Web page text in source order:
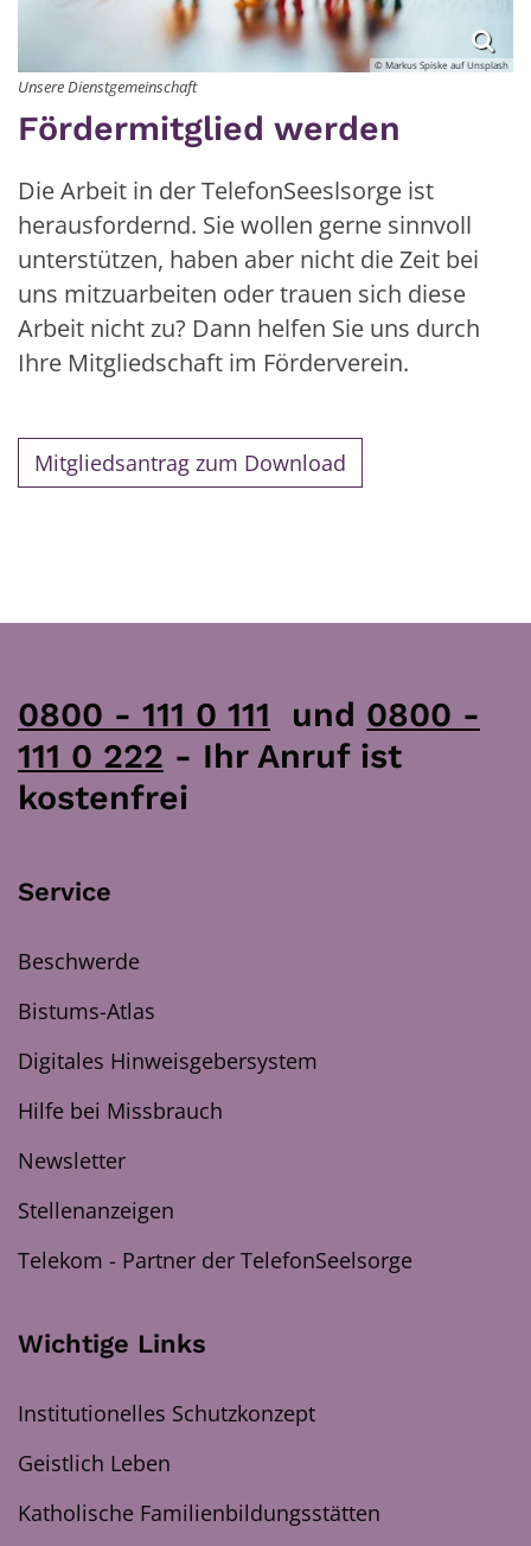
© Markus Spiske auf Unsplash
Unsere Dienstgemeinschaft
Fördermitglied werden
Die Arbeit in der TelefonSeeslsorge ist
herausfordernd. Sie wollen gerne sinnvoll
unterstützen, haben aber nicht die Zeit bei
uns mitzuarbeiten oder trauen sich diese
Arbeit nicht zu? Dann helfen Sie uns durch
Ihre Mitgliedschaft im Förderverein.
Mitgliedsantrag zum Download
0800 - 111 0 111 und 0800 -
111 0 222 - Ihr Anruf ist
kostenfrei
Service
Beschwerde
Bistums-Atlas
Digitales Hinweisgebersystem
Hilfe bei Missbrauch
Newsletter
Stellenanzeigen
Telekom - Partner der TelefonSeelsorge
Wichtige Links
Institutionelles Schutzkonzept
Geistlich Leben
Katholische Familienbildungsstätten